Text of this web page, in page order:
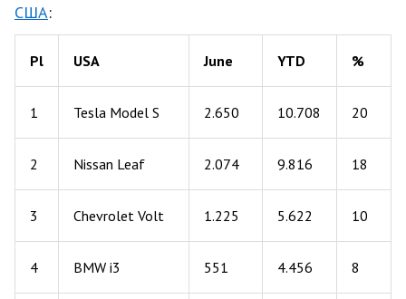
США:
Pl USA June YTD %
1 Tesla Model S 2.650 10.708 20
2 Nissan Leaf 2.074 9.816 18
3 Chevrolet Volt 1.225 5.622 10
4 BMW i3 551 4.456 8